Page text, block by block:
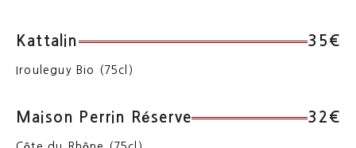
Kattalin 35€
Irouleguy Bio (75cl)
Maison Perrin Réserve 32€